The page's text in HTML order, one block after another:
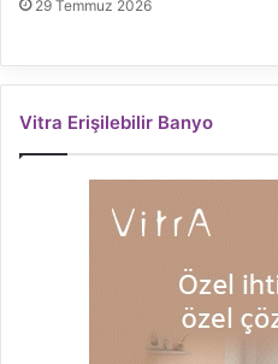
29 Temmuz 2026
Vitra Erişilebilir Banyo